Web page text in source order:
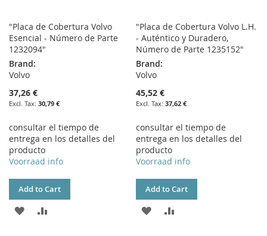
"Placa de Cobertura Volvo
Esencial - Número de Parte
1232094"
Brand:
Volvo
37,26 €
30,79 €
consultar el tiempo de
entrega en los detalles del
producto
Voorraad info
Add to Cart
ADD
"Placa de Cobertura Volvo L.H.
- Auténtico y Duradero,
Número de Parte 1235152"
Brand:
Volvo
45,52 €
37,62 €
consultar el tiempo de
entrega en los detalles del
producto
Voorraad info
Add to Cart
ADD